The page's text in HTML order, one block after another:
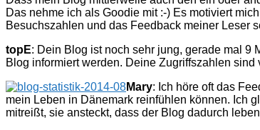
Das nehme ich als Goodie mit :-) Es motiviert
Besuchszahlen und das Feedback meiner Leser
topE: Dein Blog ist noch sehr jung, gerade mal 9
Blog informiert werden. Deine Zugriffszahlen
Mary: Ich höre oft das
mein Leben in Dänemark reinfühlen können. Ich
mitreißt, sie ansteckt, dass der Blog dadurch